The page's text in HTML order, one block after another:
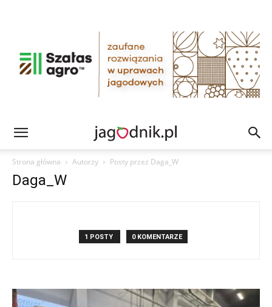
Strona główna Autorzy Posty przez Daga_W
Daga_W
1 POSTY 0 KOMENTARZE